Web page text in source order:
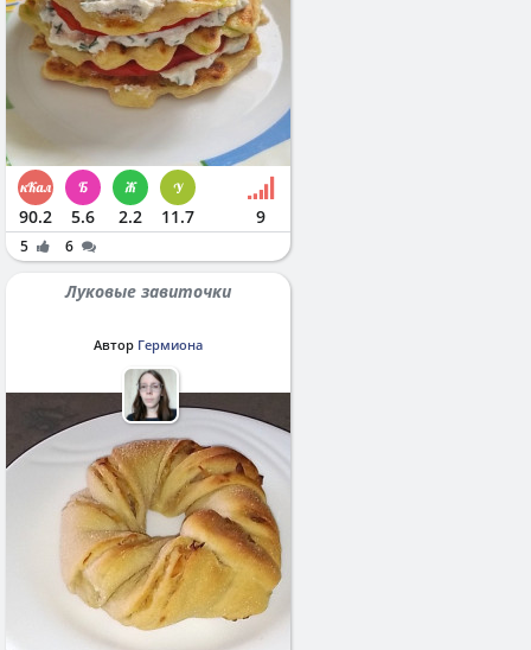
90.2 5.6 2.2 11.7 9
5 6
Луковые завиточки
Автор Гермиона